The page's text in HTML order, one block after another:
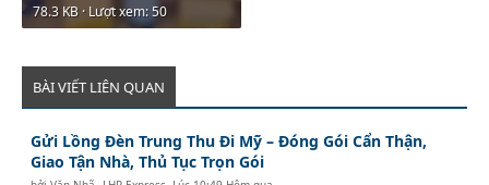
78.3 KB · Lượt xem: 50
BÀI VIẾT LIÊN QUAN
Gửi Lồng Đèn Trung Thu Đi Mỹ – Đóng Gói Cẩn Thận,
Giao Tận Nhà, Thủ Tục Trọn Gói